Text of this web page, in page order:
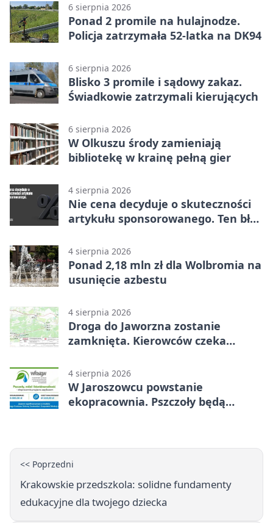
6 sierpnia 2026
Ponad 2 promile na hulajnodze.
Policja zatrzymała 52-latka na DK94
6 sierpnia 2026
Blisko 3 promile i sądowy zakaz.
Świadkowie zatrzymali kierujących
6 sierpnia 2026
W Olkuszu środy zamieniają
bibliotekę w krainę pełną gier
4 sierpnia 2026
Nie cena decyduje o skuteczności
artykułu sponsorowanego. Ten błąd
4 sierpnia 2026
Ponad 2,18 mln zł dla Wolbromia na
usunięcie azbestu
4 sierpnia 2026
Droga do Jaworzna zostanie
zamknięta. Kierowców czeka
4 sierpnia 2026
W Jaroszowcu powstanie
ekopracownia. Pszczoły będą
<< Poprzedni
Krakowskie przedszkola: solidne fundamenty
edukacyjne dla twojego dziecka